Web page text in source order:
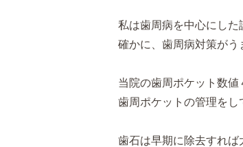
私は歯周病を中心にし
確かに、歯周病対策がう
当院の歯周ポケット数値
歯周ポケットの管理をし
歯石は早期に除去すれば